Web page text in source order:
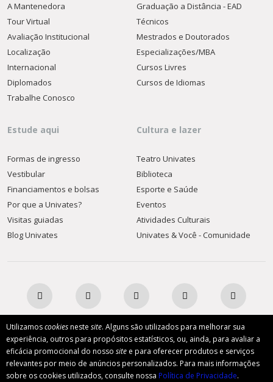
Utilizamoscookiesneste site. Alguns são utilizados para melhorar sua
experiência, outros para propósitos estatísticos, ou, ainda, para avaliar a
eficácia promocional do nosso site e para oferecer produtos e serviços
relevantes por meio de anúncios personalizados. Para mais informações
sobre os cookies utilizados, consulte nossa Política de Privacidade.
A Mantenedora
Tour Virtual
Avaliação Institucional
Localização
Internacional
Diplomados
Trabalhe Conosco
Graduação a Distância - EAD
Técnicos
Mestrados e Doutorados
Especializações/MBA
Cursos Livres
Cursos de Idiomas
Estude aqui
Formas de ingresso
Vestibular
Financiamentos e bolsas
Por que a Univates?
Visitas guiadas
Blog Univates
Cultura e lazer
Teatro Univates
Biblioteca
Esporte e Saúde
Eventos
Atividades Culturais
Univates & Você - Comunidade
AFILIADA: